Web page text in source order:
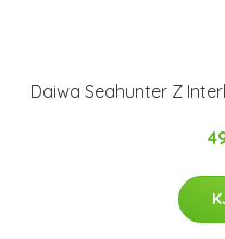
Daiwa Seahunter Z